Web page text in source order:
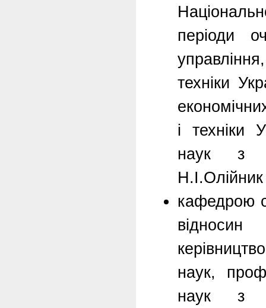
періоди
техніки
і техніки
наук з
кафедрою
відносин
наук,
наук з